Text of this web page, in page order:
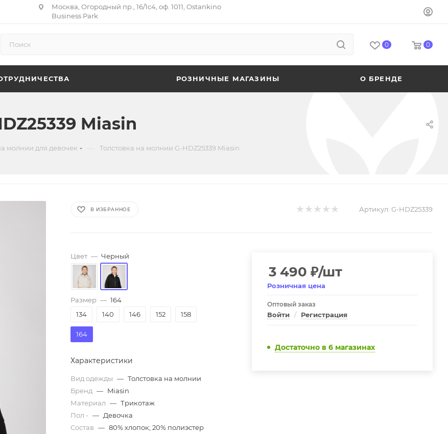
Москва, Огородный пр., 16/1с4, оф. 1011, Ostankino
Business Park
0 0
РОЗНИЧНЫЕ МАГАЗИНЫ О БРЕНДЕ
Miasin
молнии для девочек Толстовка на молнии G-HDZ25339 Miasin
В ИЗБРАННОЕ Артикул: G-HDZ25339
Цвет — Черный
Размер — 164
134
140 146 152 158
164
Характеристики
Вид одежды — Толстовка на молнии
Бренд — Miasin
Материал — Трикотаж
Пол - — Девочка
Состав — 80% хлопок; 20% полиэстер
3 490 ₽/шт
Розничная цена
Оптовый заказ
Войти / Регистрация
Достаточно в 6 магазинах